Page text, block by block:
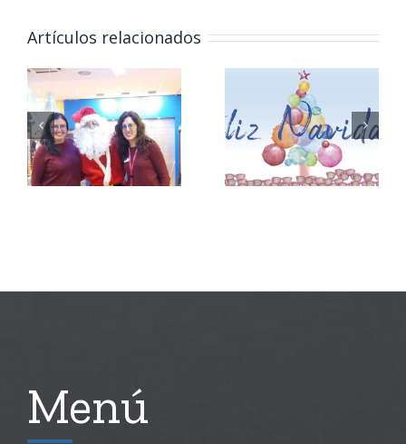
Artículos relacionados
miopías
altas
tienen
más riesgo
Óptica
Begoña
Tormo os
desea…
Menú